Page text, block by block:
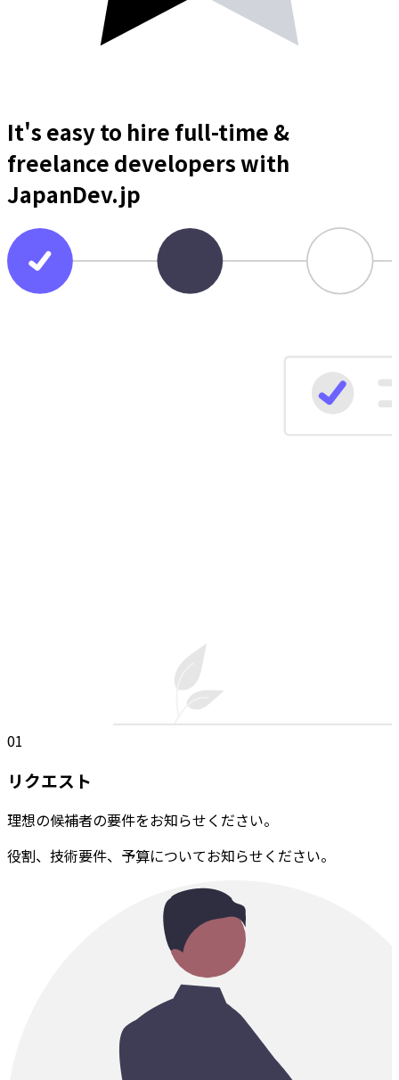
It's easy to hire full-time &
freelance developerswith
JapanDev.jp
01
リクエスト
理想の候補者の要件をお知らせください。
役割、技術要件、予算についてお知らせください。